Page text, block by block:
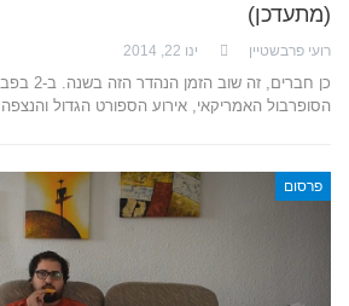
(מתעדכן)
רועי פרבשטיין ינו 22, 2014
כן חברים,
הסופרבול האמריקאי, אירוע הספורט הגדול
פרסום